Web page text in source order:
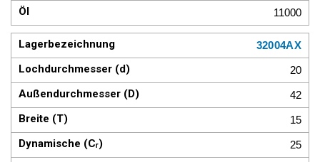
11000
32004AX
20
42
15
25